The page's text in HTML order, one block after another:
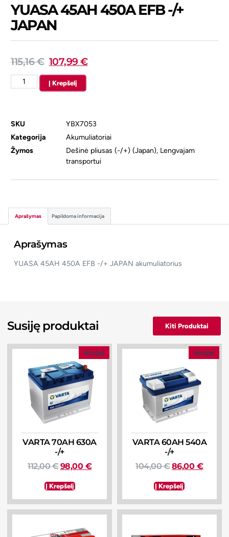
YUASA 45AH 450A EFB -/+
JAPAN
115,16€ 107,99€
Į Krepšelį
SKU
YBX7053
Kategorija
Akumuliatoriai
Žymos
Dešinė pliusas (-/+) (Japan), Lengvajam
transportui
Aprašymas Papildoma informacija
Aprašymas
YUASA 45AH 450A EFB -/+ JAPAN akumuliatorius
Susiję produktai Kiti Produktai
Akcija!
VARTA 70AH 630A
-/+
112,00€98,00 €
Į Krepšelį
Akcija!
VARTA 60AH 540A
-/+
104,00€86,00 €
Į Krepšelį